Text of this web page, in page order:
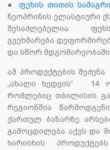
● ფეხის თითის
ნეოპრინის ელასტიური
შესაძლებელია
გვეხმარება
და სწორ მდგომარეობაში
ამ პროდუქტების
„ახალი ხედვის“ 14
რომლებიც თბილისის
რეგიონშია
ქართულ ბაზარზე
გამოცდილება აქვს და
ხარისხის